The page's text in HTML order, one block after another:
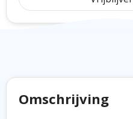
Omschrijving